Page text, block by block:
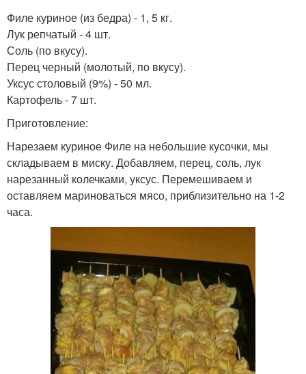
Филе куриное (из бедра) - 1, 5 кг.
Лук репчатый - 4 шт.
Соль (по вкусу).
Перец черный (молотый, по вкусу).
Уксус столовый (9%) - 50 мл.
Картофель - 7 шт.
Приготовление:
Нарезаем куриное Филе на небольшие кусочки, мы
складываем в миску. Добавляем, перец, соль, лук
нарезанный колечками, уксус. Перемешиваем и
оставляем мариноваться мясо, приблизительно на 1-2
часа.